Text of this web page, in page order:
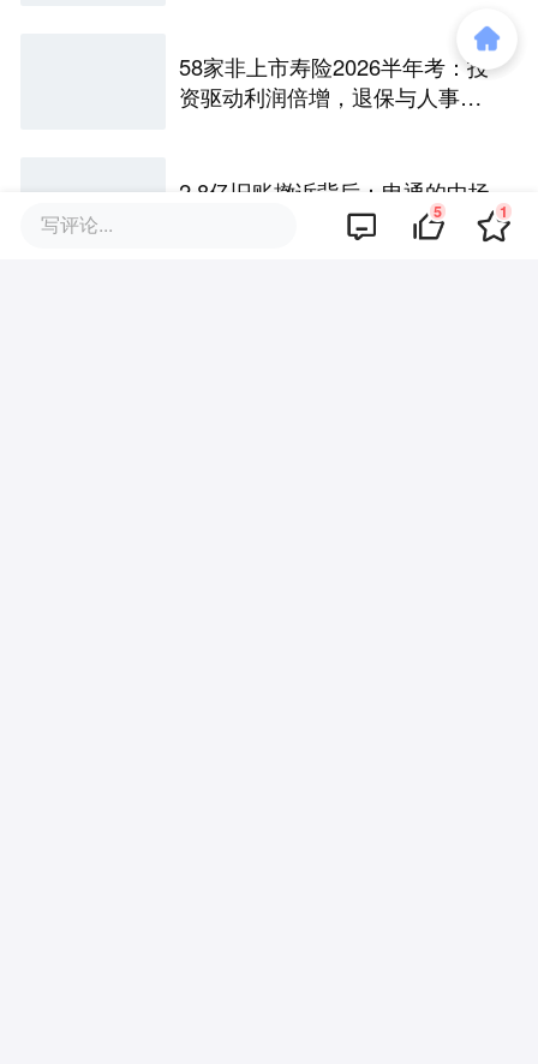
58家非上市寿险2026半年考：投
资驱动利润倍增，退保与人事风
2.8亿旧账撤诉背后：申通的中场
写评论... 5 1